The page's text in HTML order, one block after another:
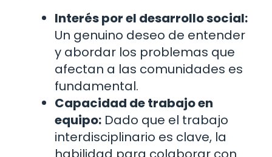
Interés por el desarrollo social:
Un genuino deseo de entender
y abordar los problemas que
afectan a las comunidades es
fundamental.
Capacidad de trabajo en
equipo: Dado que el trabajo
interdisciplinario es clave, la